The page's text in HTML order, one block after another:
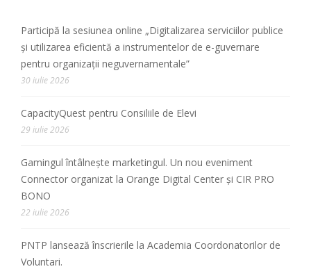
Participă la sesiunea online „Digitalizarea serviciilor publice
și utilizarea eficientă a instrumentelor de e-guvernare
pentru organizații neguvernamentale”
30 iulie 2026
CapacityQuest pentru Consiliile de Elevi
29 iulie 2026
Gamingul întâlnește marketingul. Un nou eveniment
Connector organizat la Orange Digital Center și CIR PRO
BONO
22 iulie 2026
PNTP lansează înscrierile la Academia Coordonatorilor de
Voluntari.